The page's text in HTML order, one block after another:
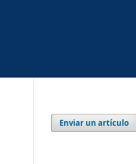
Enviar un artículo